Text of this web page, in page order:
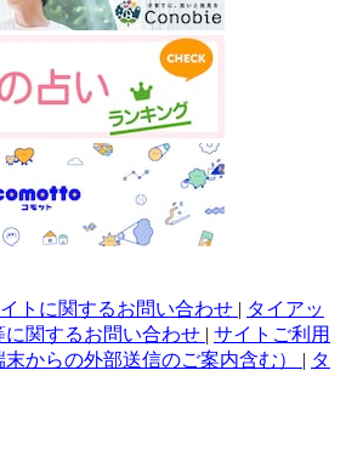
トに関するお問い合わせ | タイアッ
関するお問い合わせ | サイトご利用
からの外部送信のご案内含む） | タ